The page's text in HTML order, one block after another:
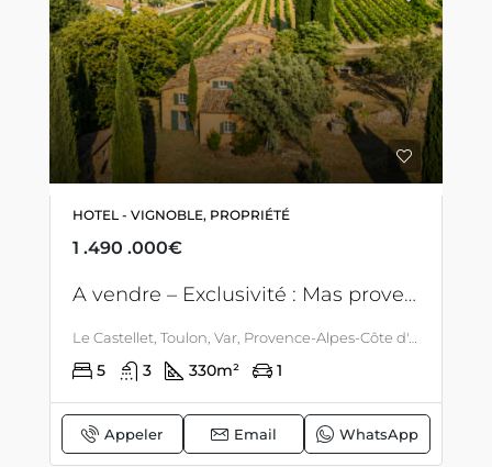
HOTEL - VIGNOBLE, PROPRIÉTÉ
1 .490 .000€
A vendre – Exclusivité : Mas provençal ancien avec piscine, au coeur de terres viticoles ( 2HA en AOC Bandol ) sur la commune du Castellet
5 3 330m² 1
Appeler Email WhatsApp